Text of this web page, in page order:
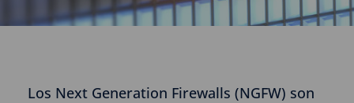
Los Next Generation Firewalls (NGFW) son